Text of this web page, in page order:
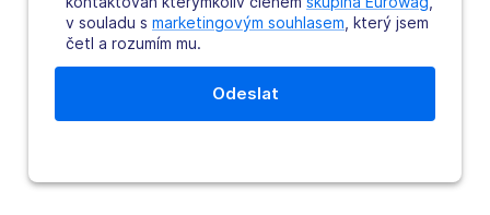
v souladu s marketingovým souhlasem , který jsem
četl a rozumím mu.